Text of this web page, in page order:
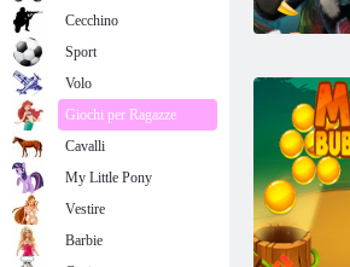
Cecchino
Sport
Volo
Giochi per Ragazze
Cavalli
My Little Pony
Vestire
Barbie